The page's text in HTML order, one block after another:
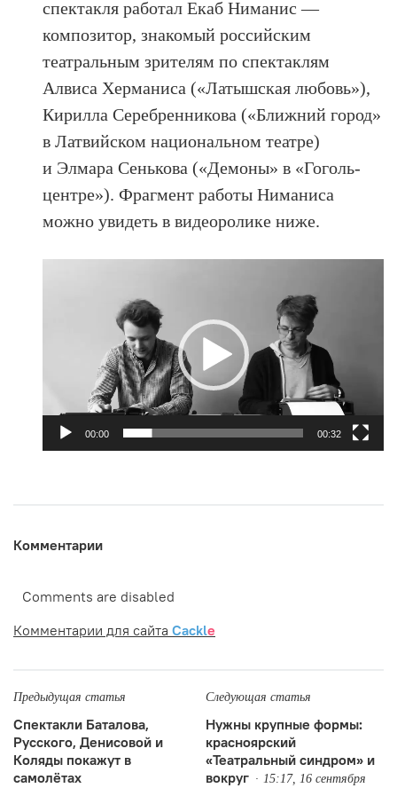
спектакля работал Екаб Ниманис —
композитор, знакомый российским
театральным зрителям по спектаклям
Алвиса Херманиса («Латышская любовь»),
Кирилла Серебренникова («Ближний город»
в Латвийском национальном театре)
и Элмара Сенькова («Демоны» в «Гоголь-
центре»). Фрагмент работы Ниманиса
можно увидеть в видеоролике ниже.
00:00 00:32
Комментарии
Comments are disabled
Комментарии для сайта Cackle
Предыдущая статья
Спектакли Баталова,
Русского, Денисовой и
Коляды покажут в
самолётах
Следующая статья
Нужны крупные формы:
красноярский
«Театральный синдром» и
вокруг
15:17, 16 сентября